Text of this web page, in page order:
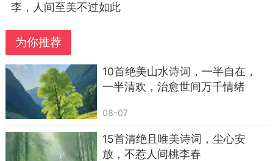
李，人间至美不过如此
为你推荐
10首绝美山水诗词，一半自在，
一半清欢，治愈世间万千情绪
08-07
15首清绝且唯美诗词，尘心安
放，不惹人间桃李春